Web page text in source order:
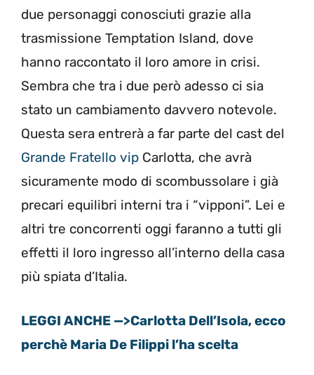
due personaggi conosciuti grazie alla
trasmissione Temptation Island, dove
hanno raccontato il loro amore in crisi.
Sembra che tra i due però adesso ci sia
stato un cambiamento davvero notevole.
Questa sera entrerà a far parte del cast del
Grande Fratello vip Carlotta, che avrà
sicuramente modo di scombussolare i già
precari equilibri interni tra i “vipponi”. Lei e
altri tre concorrenti oggi faranno a tutti gli
effetti il loro ingresso all’interno della casa
più spiata d’Italia.
LEGGI ANCHE —>Carlotta Dell’Isola, ecco
perchè Maria De Filippi l’ha scelta